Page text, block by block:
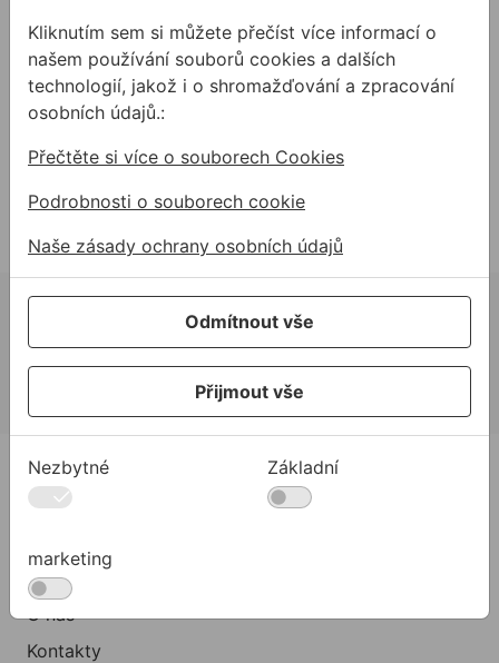
novější model.
5576,06 Kč / 4702,11 Kč / ks
allmedia@allmedia.sk
allmediasro (po-ne 7-22 h)
PRODUKTY
Produkty
Řešení
O nás
Kontakty
Kliknutím sem si můžete přečíst více informací o
našem používání souborů cookies a dalších
technologií, jakož i o shromažďování a zpracování
osobních údajů.:
Přečtěte si více o souborech Cookies
Podrobnosti o souborech cookie
Naše zásady ochrany osobních údajů
Odmítnout vše
Přijmout vše
Nezbytné Základní
marketing